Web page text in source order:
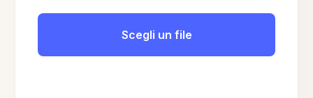
Scegli un file